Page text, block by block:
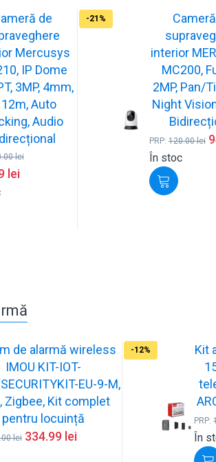
de
Mercusys
IP Dome
3MP, 4mm,
12m, Auto
Audio
lei
lei
-21%
interior
MC200,
2MP, Pan/
Night
PRP:120.00lei
În stoc
de alarmă wireless
IMOU KIT-IOT-
EU-9-M,
Zigbee, Kit complet
pentru locuință
lei 334.99 lei
-12%
Kit
PRP:
În